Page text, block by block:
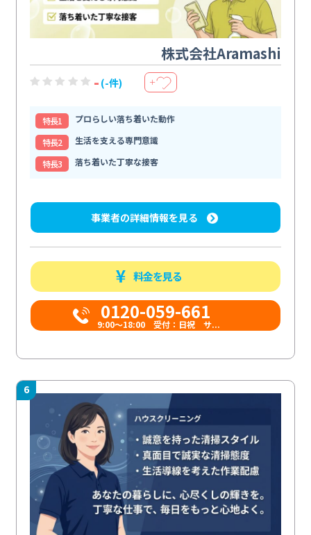
株式会社Aramashi
- (-件) ＋
特⻑1
プロらしい落ち着いた動作
特⻑2
生活を支える専門意識
特⻑3
落ち着いた丁寧な接客
事業者の詳細情報を見る
料金を見る
0120-059-661
9:00〜18:00 受付：日祝 サ...
6